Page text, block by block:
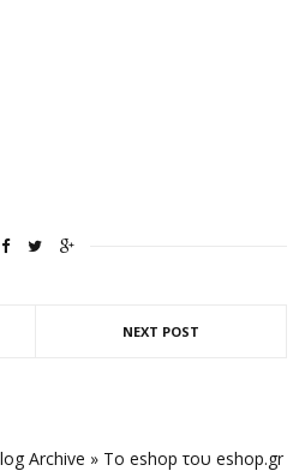
NEXT POST
Archive » Το eshop του eshop.gr